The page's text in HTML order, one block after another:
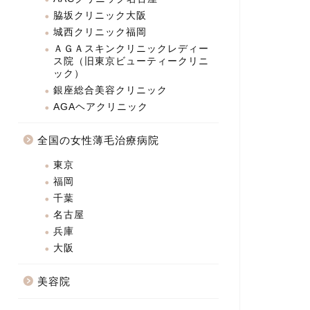
脇坂クリニック大阪
城西クリニック福岡
ＡＧＡスキンクリニックレディー
ス院（旧東京ビューティークリニ
ック）
銀座総合美容クリニック
AGAヘアクリニック
全国の女性薄毛治療病院
東京
福岡
千葉
名古屋
兵庫
大阪
美容院